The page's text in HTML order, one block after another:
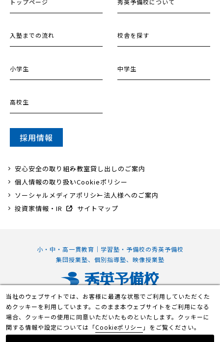
小・中・高一貫教育｜学習塾・予備校の秀英予備校
集団授業塾、個別指導塾、映像授業塾
静岡本部校
〒420-0839 静岡県静岡市葵区鷹匠2丁目7-1
トップページ 秀英予備校について
入塾までの流れ 校舎を探す
小学生 中学生
高校生
採用情報
安心安全の取り組み教室貸し出しのご案内
個人情報の取り扱いCookieポリシー
ソーシャルメディアポリシー法人様へのご案内
投資家情報・IR
サイトマップ
当社のウェブサイトでは、お客様に最適な状態でご利用していただくた
めクッキーを利用しています。このまま本ウェブサイトをご利用になる
場合、クッキーの使用に同意いただいたものといたします。クッキーに
関する情報や設定については「Cookieポリシー 」をご覧ください。